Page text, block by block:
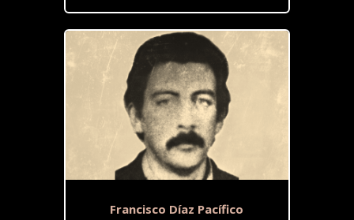
Francisco Díaz Pacífico